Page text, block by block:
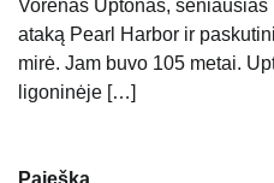
Vorenas Uptonas,
ataką Pearl Harbor ir
mirė. Jam buvo 105 metai.
ligoninėje […]